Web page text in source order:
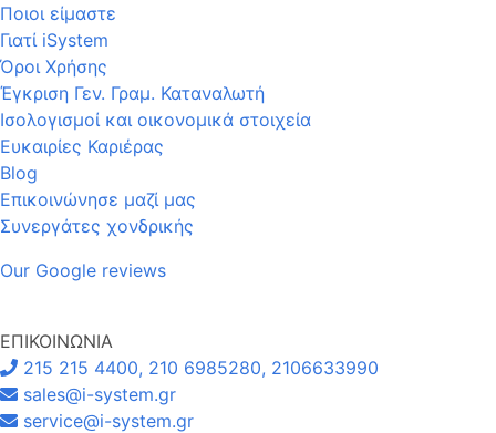
Ποιοι είμαστε
Γιατί iSystem
Όροι Χρήσης
Έγκριση Γεν. Γραμ. Καταναλωτή
Ισολογισμοί και οικονομικά στοιχεία
Ευκαιρίες Καριέρας
Blog
Επικοινώνησε μαζί μας
Συνεργάτες χονδρικής
Our Google reviews
ΕΠΙΚΟΙΝΩΝΙΑ
215 215 4400, 210 6985280, 2106633990
sales@i-system.gr
service@i-system.gr